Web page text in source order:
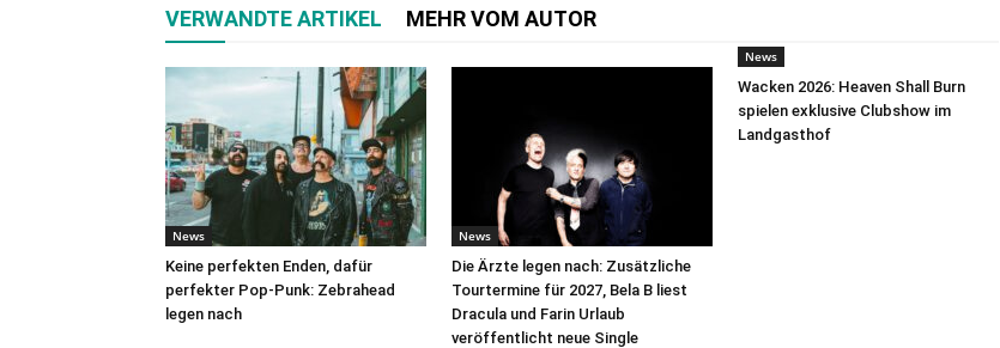
VERWANDTE ARTIKEL MEHR VOM AUTOR
News
Keine perfekten Enden, dafür
perfekter Pop-Punk: Zebrahead
legen nach
News
Die Ärzte legen nach: Zusätzliche
Tourtermine für 2027, Bela B liest
Dracula und Farin Urlaub
veröffentlicht neue Single
News
Wacken 2026: Heaven Shall Burn
spielen exklusive Clubshow im
Landgasthof